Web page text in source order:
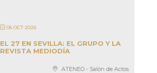
06 OCT 2026
EL 27 EN SEVILLA: EL GRUPO Y LA
REVISTA MEDIODÍA
ATENEO - Salón de Actos